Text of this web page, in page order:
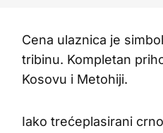
Cena ulaznica je
tribinu. Kompletan
Kosovu i Metohiji.
Iako trećeplasirani